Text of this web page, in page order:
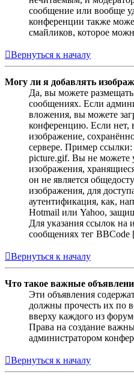
сообщение или вообще
конференции также
смайликов, которое
Вернуться к началу
Могу ли я добавлять
Да, вы можете
сообщениях. Если
вложения, вы можете
конференцию. Если нет,
изображение,
сервере. Пример
picture.gif. Вы не можете
изображения,
он не является
изображения, для
аутентификация, как,
Hotmail или Yahoo,
Для указания ссылок на
сообщениях тег BBCode
Вернуться к началу
Что такое важные
Эти объявления
должны прочесть их по
вверху каждого из
Права на создание
администратором
Вернуться к началу